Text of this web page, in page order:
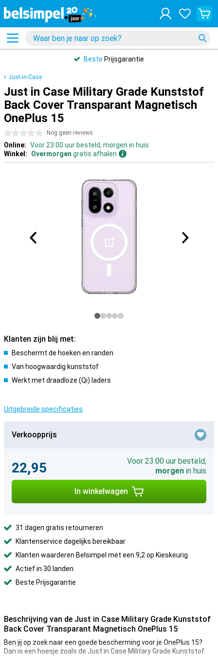
Beste Prijsgarantie
Just-in-Case
Just in Case Military Grade Kunststof
Back Cover Transparant Magnetisch
OnePlus 15
0 sterren Nog geen reviews
Online: Voor 23:00 uur besteld, morgen in huis
Winkel:
Overmorgen gratis afhalen
Klanten zijn blij met:
Beschermt de hoeken en randen
Van hoogwaardig kunststof
Werkt met draadloze (Qi) laders
Uitgebreide specificaties
Verkoopprijs
22,95
Voor 23:00 uur besteld,
morgen in huis
In winkelwagen
31 dagen gratis retourneren
Klantenservice dagelijks bereikbaar
Klanten waarderen Belsimpel met een 9,2 op Kieskeurig
Actief in 30 landen
Beste Prijsgarantie
Beschrijving van de Just in Case Military Grade Kunststof
Back Cover Transparant Magnetisch OnePlus 15
Ben jij op zoek naar een goede bescherming voor je OnePlus 15?
Dan is een hoesje zoals de Just in Case Military Grade Kunststof